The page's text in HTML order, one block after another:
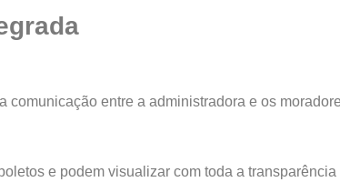
comunicação entre a administradora e os
e podem visualizar com toda a